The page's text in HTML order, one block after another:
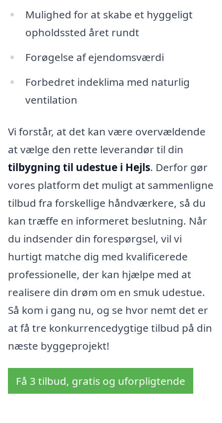
Mulighed for at skabe et hyggeligt
opholdssted året rundt
Forøgelse af ejendomsværdi
Forbedret indeklima med naturlig
ventilation
Vi forstår, at det kan være overvældende
at vælge den rette leverandør til din
tilbygning til udestue i Hejls. Derfor gør
vores platform det muligt at sammenligne
tilbud fra forskellige håndværkere, så du
kan træffe en informeret beslutning. Når
du indsender din forespørgsel, vil vi
hurtigt matche dig med kvalificerede
professionelle, der kan hjælpe med at
realisere din drøm om en smuk udestue.
Så kom i gang nu, og se hvor nemt det er
at få tre konkurrencedygtige tilbud på din
næste byggeprojekt!
Få 3 tilbud, gratis og uforpligtende